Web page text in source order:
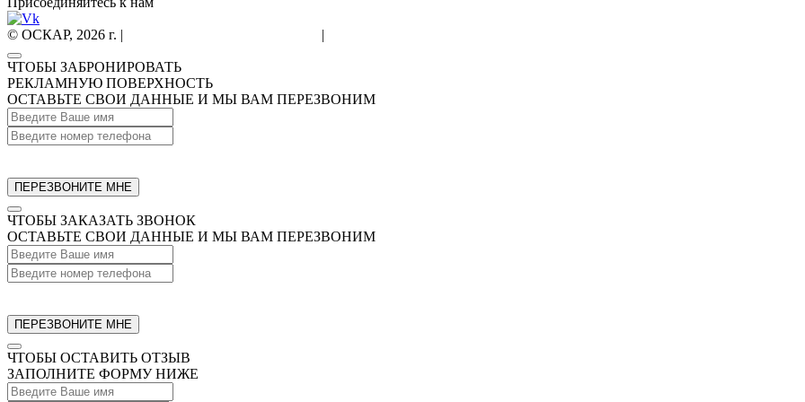
© ОСКАР, 2026 г. | |
ЧТОБЫ ЗАБРОНИРОВАТЬ
РЕКЛАМНУЮ ПОВЕРХНОСТЬ
ОСТАВЬТЕ СВОИ ДАННЫЕ И МЫ ВАМ ПЕРЕЗВОНИМ
ЧТОБЫ ЗАКАЗАТЬ ЗВОНОК
ОСТАВЬТЕ СВОИ ДАННЫЕ И МЫ ВАМ ПЕРЕЗВОНИМ
ЧТОБЫ ОСТАВИТЬ ОТЗЫВ
ЗАПОЛНИТЕ ФОРМУ НИЖЕ